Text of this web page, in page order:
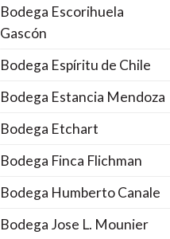
Bodega Escorihuela
Gascón
Bodega Espíritu de Chile
Bodega Estancia Mendoza
Bodega Etchart
Bodega Finca Flichman
Bodega Humberto Canale
Bodega Jose L. Mounier